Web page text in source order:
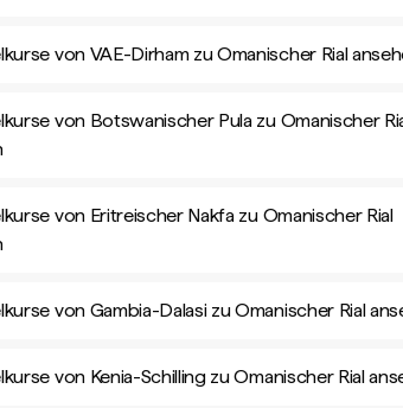
von VAE-Dirham zu Omanischer Rial
von Botswanischer Pula zu Omanischer
von Eritreischer Nakfa zu Omanischer Rial
von Gambia-Dalasi zu Omanischer Rial
von Kenia-Schilling zu Omanischer Rial